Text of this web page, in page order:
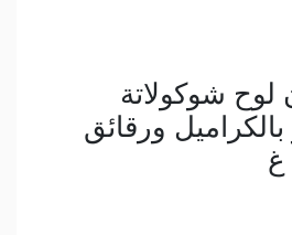
لوح شوكولاتة
ورقائق